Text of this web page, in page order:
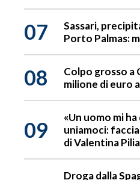
07
Sassari,
Porto Palmas:
08
Colpo grosso a
milione di euro
09
«Un uomo mi
uniamoci:
di Valentina Pilia
Droga dalla